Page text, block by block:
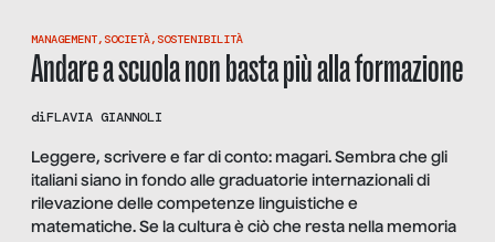
MANAGEMENT, SOCIETÀ, SOSTENIBILITÀ
Andare a scuola non basta più alla formazione
diFLAVIA GIANNOLI
Leggere, scrivere e far di conto: magari. Sembra che gli
italiani siano in fondo alle graduatorie internazionali di
rilevazione delle competenze linguistiche e
matematiche. Se la cultura è ciò che resta nella memoria